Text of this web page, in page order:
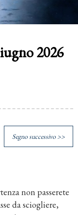
2026
Segno successivo >>
non passerete
da sciogliere,